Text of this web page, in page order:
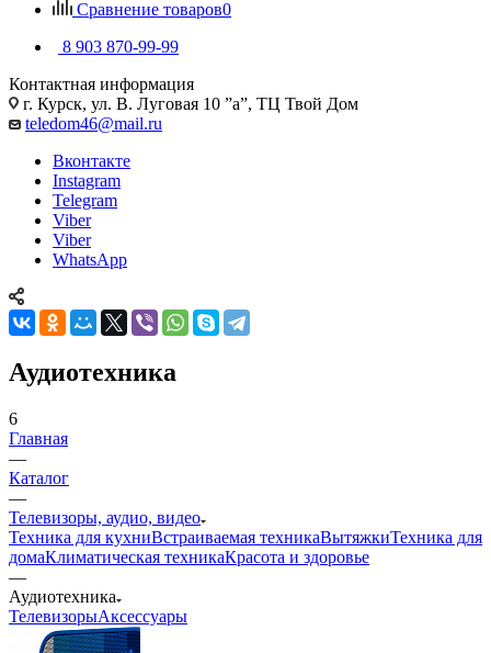
Сравнение товаров0
8 903 870-99-99
Контактная информация
г. Курск, ул. В. Луговая 10 ”а”, ТЦ Твой Дом
teledom46@mail.ru
Вконтакте
Instagram
Telegram
Viber
Viber
WhatsApp
Аудиотехника
6
Главная
—
Каталог
—
Телевизоры, аудио, видео
Техника для кухниВстраиваемая техникаВытяжкиТехника для
домаКлиматическая техникаКрасота и здоровье
—
Аудиотехника
ТелевизорыАксессуары